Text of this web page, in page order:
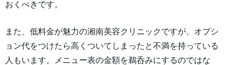
おくべきです。
また、低料金が魅力の湘南美容クリニックですが、オプシ
ョン代をつけたら高くついてしまったと不満を持っている
人もいます。メニュー表の金額を鵜呑みにするのではな